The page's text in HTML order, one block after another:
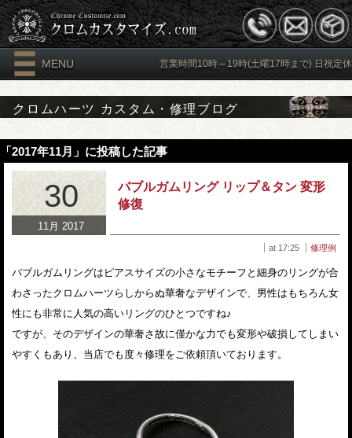
MENU 営業時間10時～19時(土曜17時まで) 日祝定休
クロムハーツ カスタム・修理ブログ
「2017年11月」に投稿した記事
30
11月 2017
バブルガムリング リップ＆タン 変形
修復
at 17:25 修理例
バブルガムリングはピアスサイズの小さなモチーフと細身のリングが合
わさったクロムハーツらしからぬ華奢なデザインで、男性はもちろん女
性にも非常に人気の高いリングのひとつですね♪
ですが、そのデザインの華奢さ故に僅かな力でも変形や破損してしまい
やすくもあり、当店でも度々修理をご依頼頂いております。